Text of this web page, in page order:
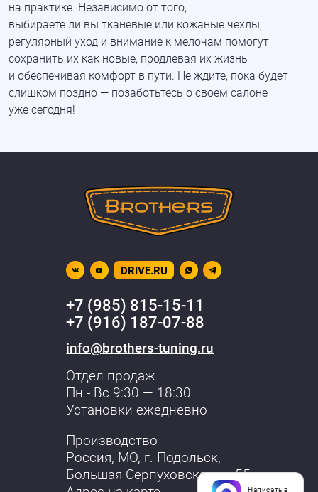
на практике. Независимо от того,
выбираете ли вы тканевые или кожаные чехлы,
регулярный уход и внимание к мелочам помогут
сохранить их как новые, продлевая их жизнь
и обеспечивая комфорт в пути. Не ждите, пока будет
слишком поздно — позаботьтесь о своем салоне
уже сегодня!
DRIVE.RU
+7 (985) 815-15-11
+7 (916) 187-07-88
info@brothers-tuning.ru
Отдел продаж
Пн - Вс 9:30 — 18:30
Установки ежедневно
Производство
Россия, МО, г. Подольск,
Большая Серпуховская, д. 55
Написать в